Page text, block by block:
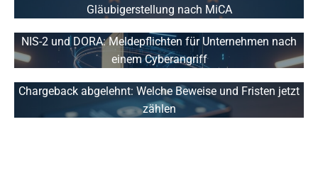
Gläubigerstellung nach MiCA
NIS-2 und DORA: Meldepflichten für Unternehmen nach
einem Cyberangriff
Chargeback abgelehnt: Welche Beweise und Fristen jetzt
zählen